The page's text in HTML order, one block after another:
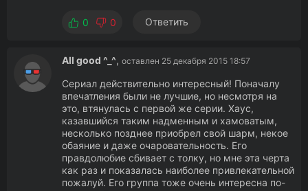
0 0 Ответить
All good ^_^, оставлен 25 декабря 2015 18:57
Сериал действительно интересный! Поначалу
впечатления были не лучшие, но несмотря на
это, втянулась с первой же серии. Хаус,
казавшийся таким надменным и хамоватым,
несколько позднее приобрел свой шарм, некое
обаяние и даже очаровательность. Его
правдолюбие сбивает с толку, но мне эта черта
как раз и показалась наиболее привлекательной
пожалуй. Его группа тоже очень интересна по-